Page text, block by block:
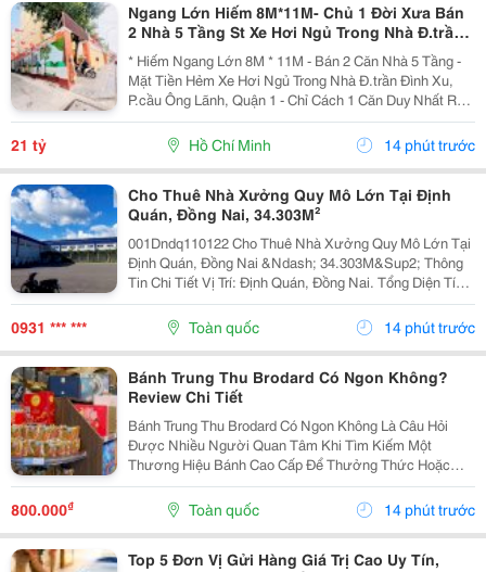
Ngang Lớn Hiếm 8M*11M- Chủ 1 Đời Xưa Bán
2 Nhà 5 Tầng St Xe Hơi Ngủ Trong Nhà Đ.trần
Đình Xu, Quận 1- Khu Vip Ngay Ubnd Góc Trần
Hưng Đạo &
* Hiếm Ngang Lớn 8M * 11M - Bán 2 Căn Nhà 5 Tầng -
Mặt Tiền Hẻm Xe Hơi Ngủ Trong Nhà Đ.trần Đình Xu,
P.cầu Ông Lãnh, Quận 1 - Chỉ Cách 1 Căn Duy Nhất Ra
Mặt Tiền - 093.867.6685 Giang Giang + Diện Tích:
91M2. + Kết Cấu: Gồm 2 Nhà 5 Tầng Đúc Btct -...
21 tỷ Hồ Chí Minh 14 phút trước
Cho Thuê Nhà Xưởng Quy Mô Lớn Tại Định
Quán, Đồng Nai, 34.303M²
001Dndq110122 Cho Thuê Nhà Xưởng Quy Mô Lớn Tại
Định Quán, Đồng Nai &Ndash; 34.303M&Sup2; Thông
Tin Chi Tiết Vị Trí: Định Quán, Đồng Nai. Tổng Diện Tích
Khu Đất: 50.230,6M&Sup2; Diện Tích Sử Dụng Tổng
Diện Tích Sàn Xây Dựng: 34.303M&Sup2; Diện...
0931 *** *** Toàn quốc 14 phút trước
Bánh Trung Thu Brodard Có Ngon Không?
Review Chi Tiết
Bánh Trung Thu Brodard Có Ngon Không Là Câu Hỏi
Được Nhiều Người Quan Tâm Khi Tìm Kiếm Một
Thương Hiệu Bánh Cao Cấp Để Thưởng Thức Hoặc
Làm Quà Biếu Trong Dịp Trung Thu. Với Phong Cách
Bánh Mang Đậm Dấu Ấn Ẩm Thực Pháp Kết Hợp Khẩu
Vị Người Việt,...
800.000₫ Toàn quốc 14 phút trước
Top 5 Đơn Vị Gửi Hàng Giá Trị Cao Uy Tín,